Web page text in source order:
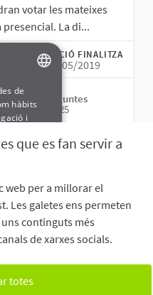
que es fan servir a
web per a millorar el
Les galetes ens permeten
continguts més
de xarxes socials.
totes
votar les mateixes
La di...
LA VOTACIÓ FINALITZA
25/05/2019
Preguntes
25
VEURE
General
ENGLISH
SPANISH
GL
de
hàbits
i
prems
de
o limitar-
la.